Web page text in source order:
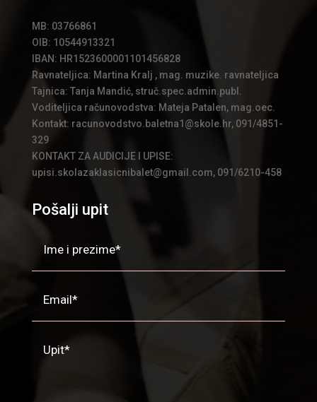
MB: 03766861
OIB: 10544913321
IBAN: HR1523600001101456828
Ravnateljica: Martina Kralj , mag. muzike. ravnateljica
Tajnica: Tanja Mandić, struč.spec.admin.publ.
Voditeljica računovodstva: Mateja Patalen, mag.oec.
Kontakt: racunovodstvo.baletna1@skole.hr, 091/4851-
329
KONTAKT ZA AUDICIJE I UPISE:
upisi.skolazaklasicnibalet@gmail.com, 091/6210-458
Pošalji upit